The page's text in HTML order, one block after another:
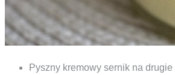
Pyszny kremowy sernik na